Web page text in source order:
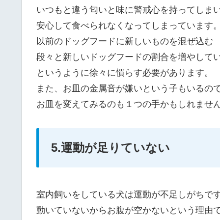
いつもと違う匂いと味に警戒心を持ってしま
安心して食べられなくなってしまっています。
以前のドッグフードに新しいものを混ぜ込む
段々と新しいドッグフードの割合を増やして
というように徐々に慣らす必要があります。
また、お皿の金属音が嫌いという子もいるの
お皿を変えてみるのも１つの手かもしれません
5.運動が足りていない
室内飼いをしている犬は運動が不足しがちです
動いていないからお腹が空かないという理由